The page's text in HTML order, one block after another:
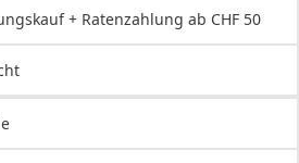
+ Ratenzahlung ab CHF 50